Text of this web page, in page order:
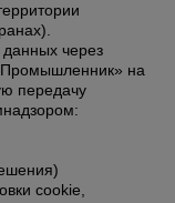
через
на
передачу
cookie,